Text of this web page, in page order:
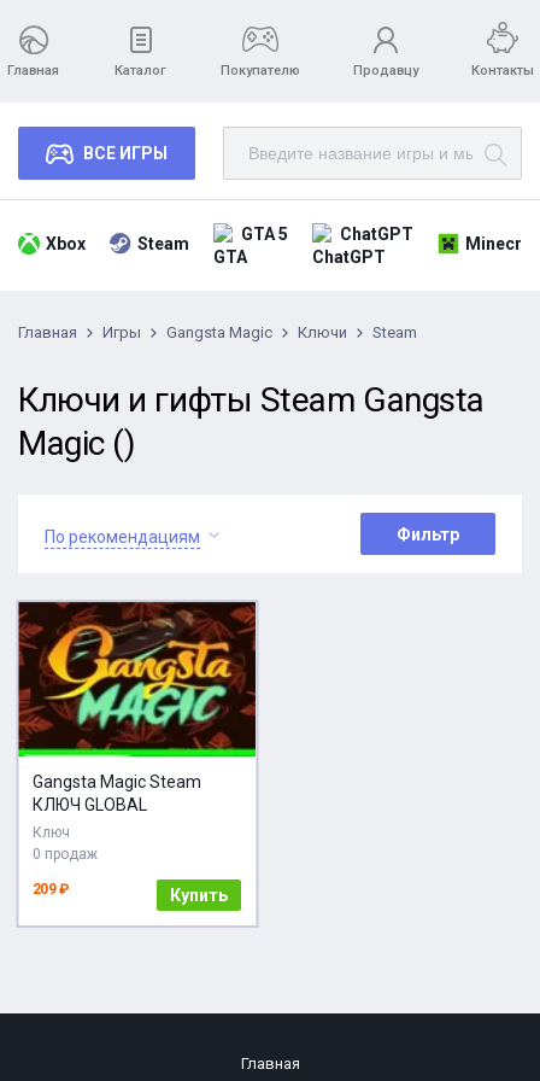
Главная Каталог Покупателю Продавцу Контакты
ВСЕ ИГРЫ
Xbox Steam GTA 5 ChatGPT
Главная Игры Gangsta Magic Ключи Steam
Ключи и гифты Steam Gangsta
Magic ()
По рекомендациям Фильтр
Gangsta Magic Steam
КЛЮЧ GLOBAL
Ключ
0 продаж
209 ₽ Купить
Главная